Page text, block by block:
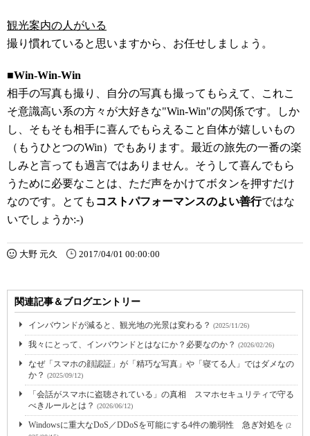
観光案内の人がいる
撮り慣れていると思いますから、お任せしましょう。
■Win-Win-Win
相手の写真も撮り、自分の写真も撮ってもらえて、これこ
そ意識高い系の方々が大好きな"Win-Win"の関係です。しか
し、そもそも相手に喜んでもらえること自体が嬉しいもの
（もうひとつのWin）でもあります。最近の旅先の一番の楽
しみと言っても過言ではありません。そうして喜んでもら
うために必要なことは、ただ声をかけてボタンを押すだけ
なのです。とても コストパフォーマンスのよい善行ではな
いでしょうか:-)
大野 元久 2017/04/01 00:00:00
関連記事＆ブログエントリー
インバウンドが減ると、観光地の光景は変わる？ (2025/11/26)
我々にとって、インバウンドとはなにか？必要なのか？ (2026/02/26)
なぜ「スマホの顔認証」が「精巧な写真」や「寝てる人」ではダメなの
か？ (2025/09/12)
「会話がスマホに盗聴されている」の真相 スマホセキュリティで守る
べきルールとは？ (2026/06/12)
Windowsに重大なDoS／DDoSを可能にする4件の脆弱性 急ぎ対処を (2